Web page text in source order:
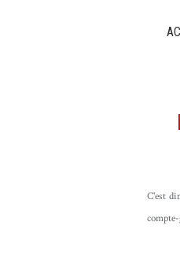
C'est